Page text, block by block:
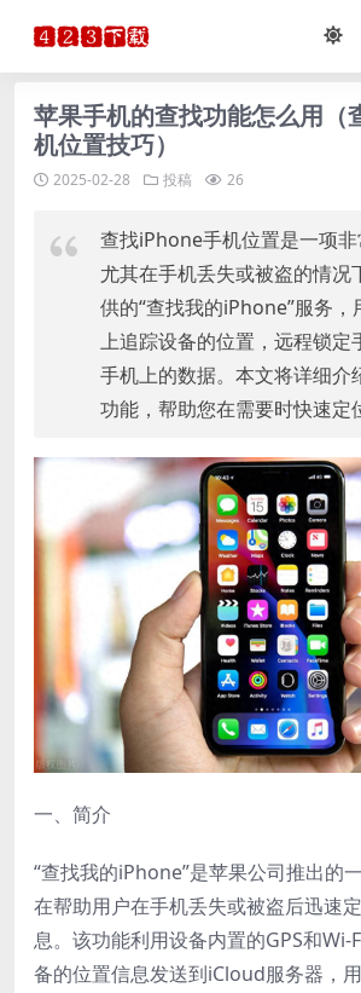
苹果手机的查找功能怎么用
机位置技巧）
2025-02-28 投稿 26
查找iPhone手机位置是一项非
尤其在手机丢失或被盗的情况
供的“查找我的iPhone”服务，
上追踪设备的位置，远程锁定
手机上的数据。本文将详细介
功能，帮助您在需要时快速定
一、简介
“查找我的iPhone”是苹果公司推出的
在帮助用户在手机丢失或被盗后迅速
息。该功能利用设备内置的GPS和Wi-
备的位置信息发送到iCloud服务器，